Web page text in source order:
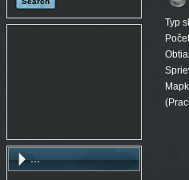
...
Typ